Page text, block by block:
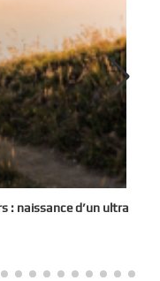
: naissance d’un ultra